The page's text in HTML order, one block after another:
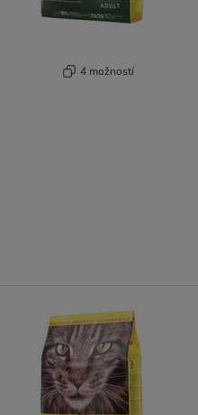
4 možností